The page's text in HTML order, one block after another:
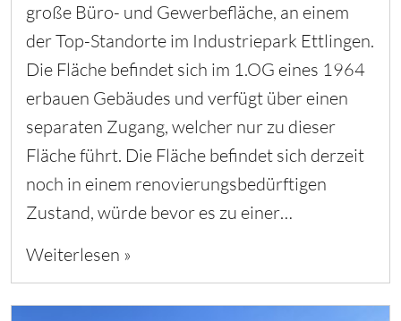
große Büro- und Gewerbefläche, an einem
der Top-Standorte im Industriepark Ettlingen.
Die Fläche befindet sich im 1.OG eines 1964
erbauen Gebäudes und verfügt über einen
separaten Zugang, welcher nur zu dieser
Fläche führt. Die Fläche befindet sich derzeit
noch in einem renovierungsbedürftigen
Zustand, würde bevor es zu einer…
Weiterlesen »